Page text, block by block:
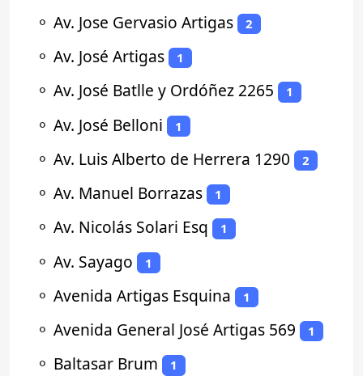
⚬ Av. Jose Gervasio Artigas 2
⚬ Av. José Artigas 1
⚬ Av. José Batlle y Ordóñez 2265 1
⚬ Av. José Belloni 1
⚬ Av. Luis Alberto de Herrera 1290 2
⚬ Av. Manuel Borrazas 1
⚬ Av. Nicolás Solari Esq 1
⚬ Av. Sayago 1
⚬ Avenida Artigas Esquina 1
⚬ Avenida General José Artigas 569 1
⚬ Baltasar Brum 1